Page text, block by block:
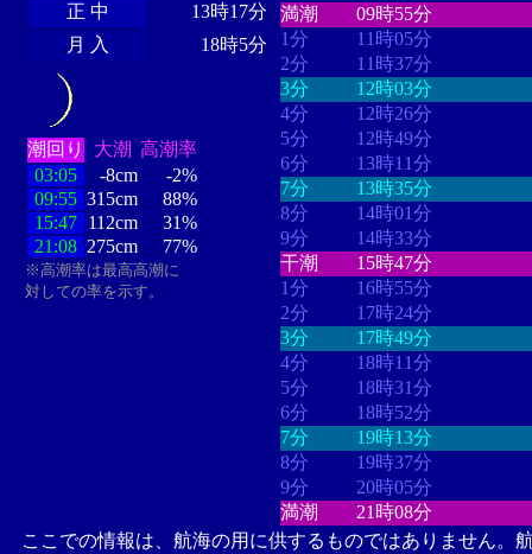
正 中
13時17分
月 入
18時5分
潮回り 大潮 高潮率
03:05
-8cm
-2%
09:55 315cm
88%
15:47 112cm
31%
21:08 275cm 77%
※高潮率は最高高潮に
対しての率を示す。
満潮
09時55分
1分
11時05分
2分
11時37分
3分
12時03分
4分
12時26分
5分
12時49分
6分
13時11分
7分
13時35分
8分
14時01分
9分
14時33分
干潮
15時47分
1分
16時55分
2分
17時24分
3分
17時49分
4分
18時11分
5分
18時31分
6分
18時52分
7分
19時13分
8分
19時37分
9分
20時05分
満潮
21時08分
ここでの情報は、航海の用に供するものではありません。